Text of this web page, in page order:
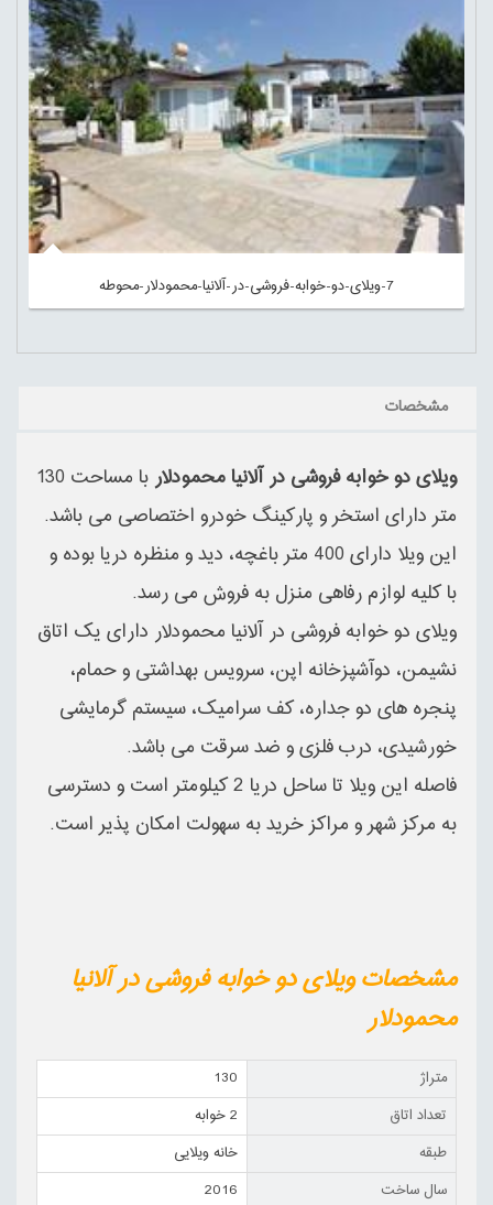
7-ویلای-دو-خوابه-فروشی-در-آلانیا-محمودلار-محوطه
مشخصات
ویلای دو خوابه فروشی در آلانیا محمودلار
با مساحت 130
متر دارای استخر و پارکینگ خودرو اختصاصی می باشد.
این ویلا دارای 400 متر باغچه، دید و منظره دریا بوده و
با کلیه لوازم رفاهی منزل به فروش می رسد.
ویلای دو خوابه فروشی در آلانیا محمودلار دارای یک اتاق
نشیمن، دوآشپزخانه اپن، سرویس بهداشتی و حمام،
پنجره های دو جداره، کف سرامیک، سیستم گرمایشی
خورشیدی، درب فلزی و ضد سرقت می باشد.
فاصله این ویلا تا ساحل دریا 2 کیلومتر است و دسترسی
به مرکز شهر و مراکز خرید به سهولت امکان پذیر است.
مشخصات ویلای دو خوابه فروشی در آلانیا
محمودلار
متراژ
130
تعداد اتاق
2 خوابه
طبقه
خانه ویلایی
سال ساخت
2016